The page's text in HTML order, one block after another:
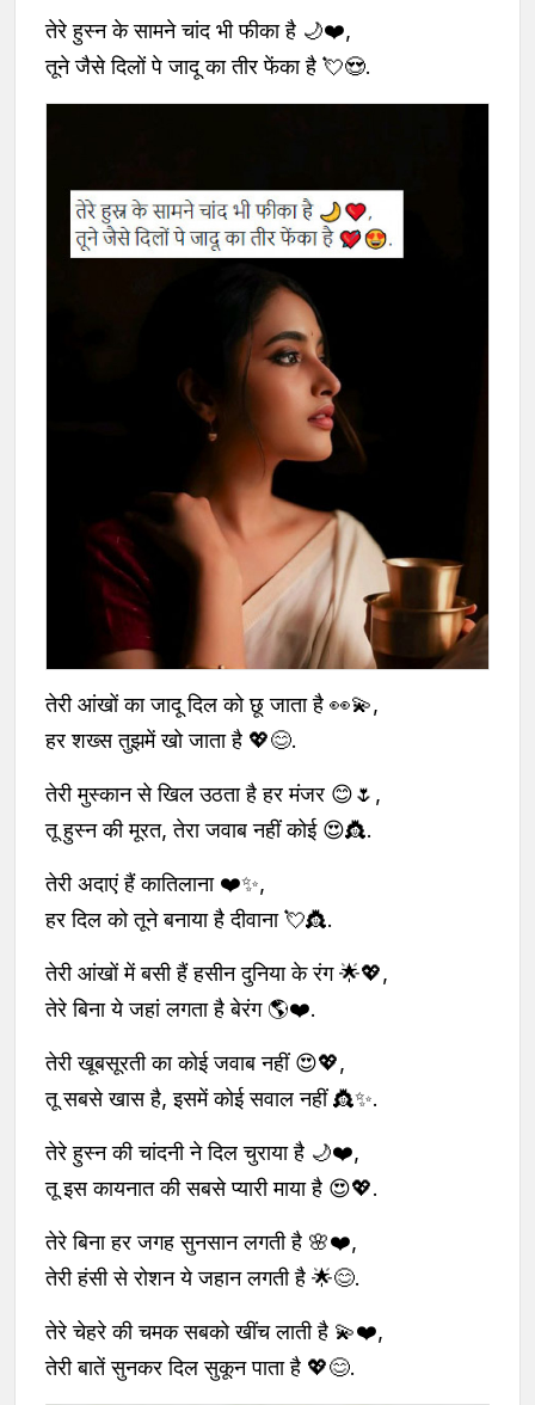
तेरे हुस्न के सामने चांद भी फीका है 🌙❤️,
तूने जैसे दिलों पे जादू का तीर फेंका है 💘😍.
तेरी आंखों का जादू दिल को छू जाता है 👀💫,
हर शख्स तुझमें खो जाता है 💖😊.
तेरी मुस्कान से खिल उठता है हर मंजर 😊🌷,
तू हुस्न की मूरत, तेरा जवाब नहीं कोई 😍👸.
तेरी अदाएं हैं कातिलाना ❤️✨,
हर दिल को तूने बनाया है दीवाना 💘👸.
तेरी आंखों में बसी हैं हसीन दुनिया के रंग 🌟💖,
तेरे बिना ये जहां लगता है बेरंग 🌎❤️.
तेरी खूबसूरती का कोई जवाब नहीं 😍💖,
तू सबसे खास है, इसमें कोई सवाल नहीं 👸✨.
तेरे हुस्न की चांदनी ने दिल चुराया है 🌙❤️,
तू इस कायनात की सबसे प्यारी माया है 😍💖.
तेरे बिना हर जगह सुनसान लगती है 🌸❤️,
तेरी हंसी से रोशन ये जहान लगती है 🌟😊.
तेरे चेहरे की चमक सबको खींच लाती है 💫❤️,
तेरी बातें सुनकर दिल सुकून पाता है 💖😊.